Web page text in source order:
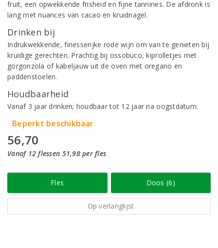
fruit, een opwekkende frisheid en fijne tannines. De afdronk is
lang met nuances van cacao en kruidnagel.
Drinken bij
Indrukwekkende, finesserijke rode wijn om van te genieten bij
kruidige gerechten. Prachtig bij ossobuco, kiprolletjes met
gorgonzola of kabeljauw uit de oven met oregano en
paddenstoelen.
Houdbaarheid
Vanaf 3 jaar drinken; houdbaar tot 12 jaar na oogstdatum.
Beperkt beschikbaar
56,70
Vanaf 12 flessen 51,98 per fles
Fles Doos (6)
Op verlanglijst